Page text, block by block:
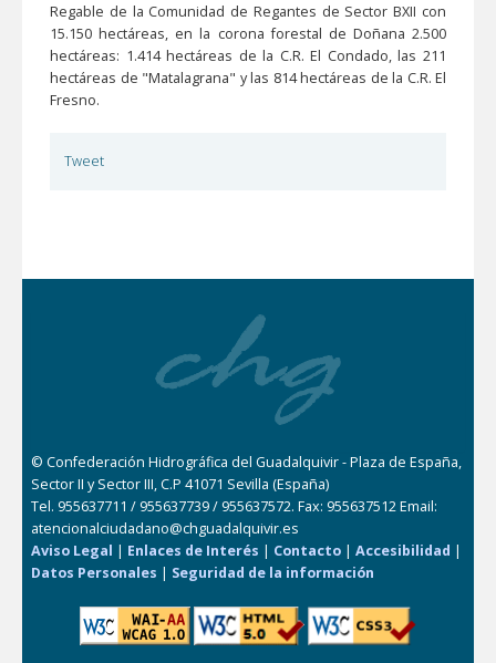
Regable de la Comunidad de Regantes de Sector BXII con
15.150 hectáreas, en la corona forestal de Doñana 2.500
hectáreas: 1.414 hectáreas de la C.R. El Condado, las 211
hectáreas de "Matalagrana" y las 814 hectáreas de la C.R. El
Fresno.
Tweet
© Confederación Hidrográfica del Guadalquivir - Plaza de España,
Sector II y Sector III, C.P 41071 Sevilla (España)
Tel. 955637711 / 955637739 / 955637572. Fax: 955637512 Email:
atencionalciudadano@chguadalquivir.es
Aviso Legal | Enlaces de Interés | Contacto |Accesibilidad |
Datos Personales | Seguridad de la información